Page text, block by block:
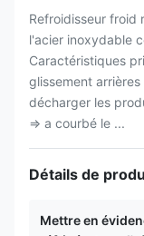
Refroidisseur
l'acier inoxydable
Caractéristiques
glissement
décharger les
⇒ a courbé le ...
Détails de
Mettre en